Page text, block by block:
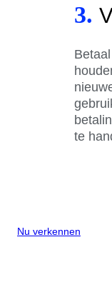
3.
te
Nu verkennen